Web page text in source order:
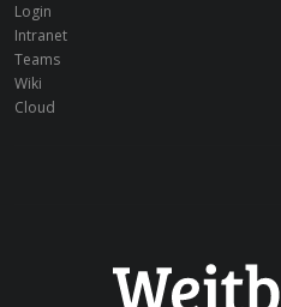
Login
Intranet
Teams
Wiki
Cloud